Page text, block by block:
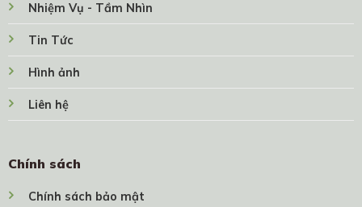
Nhiệm Vụ - Tầm Nhìn
Tin Tức
Hình ảnh
Liên hệ
Chính sách
Chính sách bảo mật